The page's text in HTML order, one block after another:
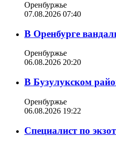
Оренбуржье
07.08.2026 07:40
В Оренбурге
Оренбуржье
06.08.2026 20:20
В Бузулукском
Оренбуржье
06.08.2026 19:22
Специалист по